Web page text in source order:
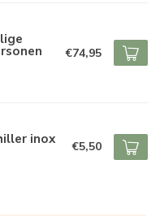
€74,95
inox €5,50